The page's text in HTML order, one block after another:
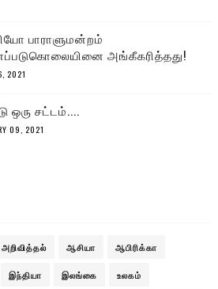
பாராளுமன்றம்
அங்கீகரித்தது!
2021
ஒரு சட்டம்....
09, 2021
அறிவித்தல் ஆசியா ஆபிரிக்கா
இந்தியா இலங்கை உலகம்